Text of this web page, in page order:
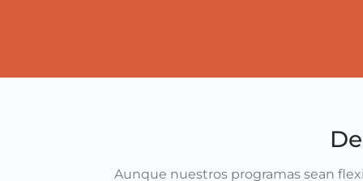
Aunque nuestros programas sean